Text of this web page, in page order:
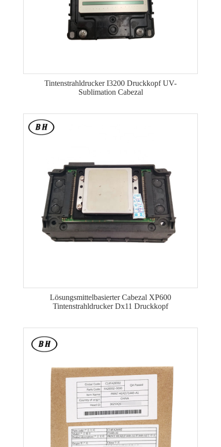
Tintenstrahldrucker I3200 Druckkopf UV-
Sublimation Cabezal
Lösungsmittelbasierter Cabezal XP600
Tintenstrahldrucker Dx11 Druckkopf